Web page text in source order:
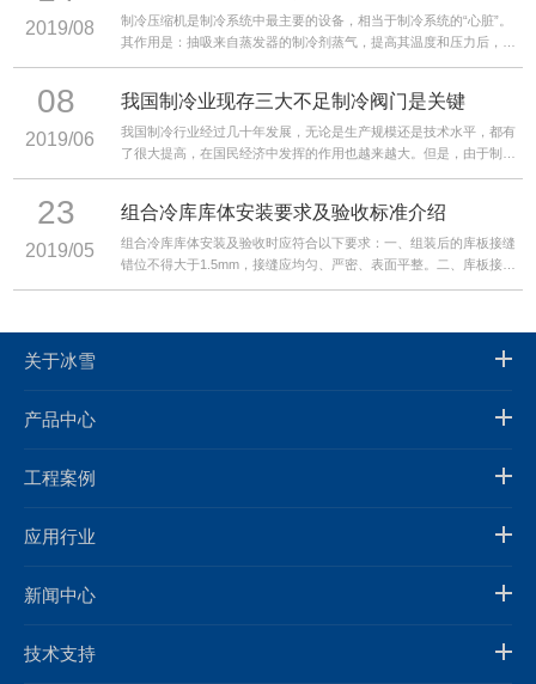
2019/08
制冷压缩机是制冷系统中最主要的设备，相当于制冷系统的“心脏”。
其作用是：抽吸来自蒸发器的制冷剂蒸气，提高其温度和压力后，将
08
2019/06
我国制冷业现存三大不足制冷阀门是关键
我国制冷行业经过几十年发展，无论是生产规模还是技术水平，都有
了很大提高，在国民经济中发挥的作用也越来越大。但是，由于制冷
主要存在三大不足。
23
2019/05
组合冷库库体安装要求及验收标准介绍
组合冷库库体安装及验收时应符合以下要求：一、组装后的库板接缝
错位不得大于1.5mm，接缝应均匀、严密、表面平整。二、库板接缝
关于冰雪
产品中心
工程案例
应用行业
新闻中心
技术支持